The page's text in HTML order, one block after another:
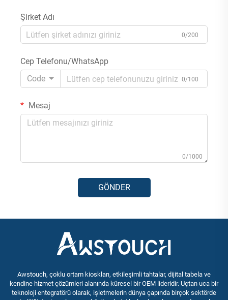
Şirket Adı
0/200
Cep Telefonu/WhatsApp
Code
0/100
Mesaj
0/1000
GÖNDER
Awstouch, çoklu ortam kioskları, etkileşimli tahtalar, dijital tabela ve
kendine hizmet çözümleri alanında küresel bir OEM lideridir. Uçtan uca bir
teknoloji entegratörü olarak, işletmelerin dünya çapında birçok sektörde